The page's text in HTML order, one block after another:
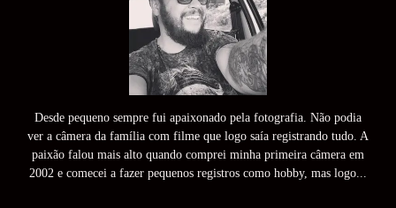
Desde pequeno sempre fui apaixonado pela fotografia. Não podia
ver a câmera da família com filme que logo saía registrando tudo. A
paixão falou mais alto quando comprei minha primeira câmera em
2002 e comecei a fazer pequenos registros como hobby, mas logo...